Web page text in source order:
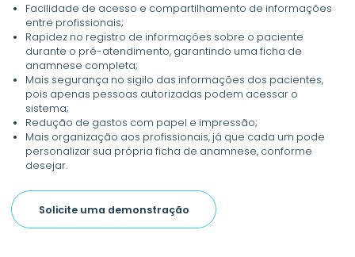
Facilidade de acesso e compartilhamento de informações
entre profissionais;
Rapidez no registro de informações sobre o paciente
durante o pré-atendimento, garantindo uma ficha de
anamnese completa;
Mais segurança no sigilo das informações dos pacientes,
pois apenas pessoas autorizadas podem acessar o
sistema;
Redução de gastos com papel e impressão;
Mais organização aos profissionais, já que cada um pode
personalizar sua própria ficha de anamnese, conforme
desejar.
Solicite uma demonstração